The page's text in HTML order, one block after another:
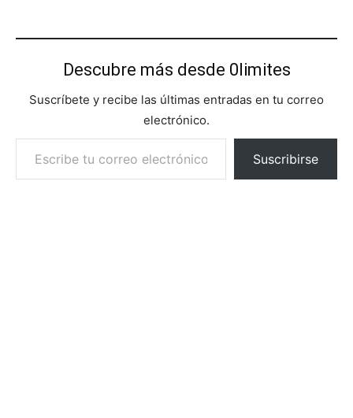
Descubre más desde 0limites
Suscríbete y recibe las últimas entradas en tu correo
electrónico.
Escribe tu correo electrónico…
Suscribirse